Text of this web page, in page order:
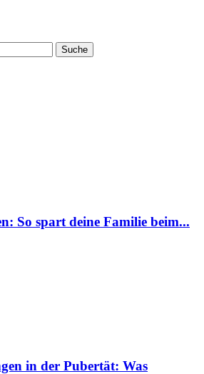
So spart deine Familie beim...
in der Pubertät: Was